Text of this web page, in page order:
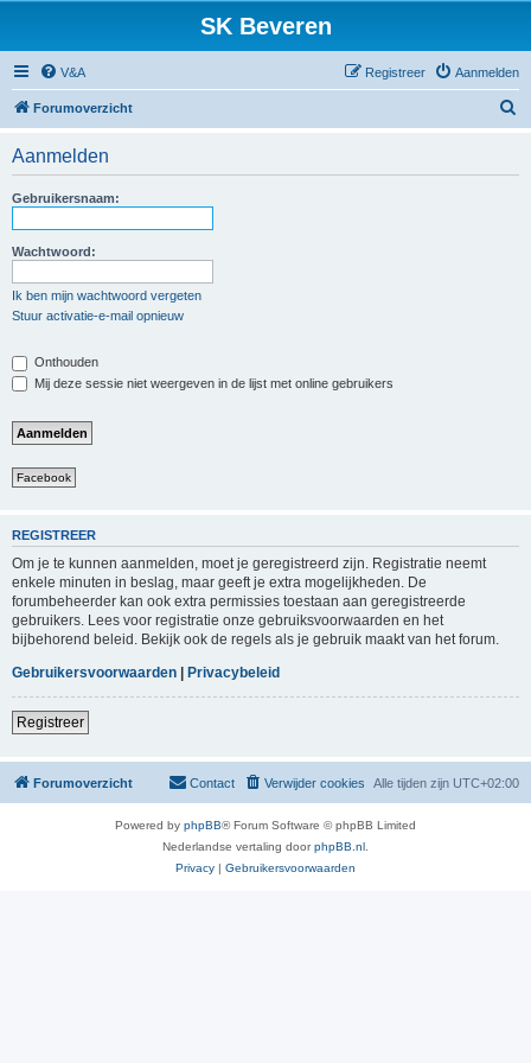
SK Beveren
V&A Aanmelden
Registreer
Forumoverzicht
Aanmelden
Gebruikersnaam:
Wachtwoord:
Ik ben mijn wachtwoord vergeten
Stuur activatie-e-mail opnieuw
Onthouden
Mij deze sessie niet weergeven in de lijst met online gebruikers
Facebook
REGISTREER
Om je te kunnen aanmelden, moet je geregistreerd zijn. Registratie neemt
enkele minuten in beslag, maar geeft je extra mogelijkheden. De
forumbeheerder kan ook extra permissies toestaan aan geregistreerde
gebruikers. Lees voor registratie onze gebruiksvoorwaarden en het
bijbehorend beleid. Bekijk ook de regels als je gebruik maakt van het forum.
Gebruikersvoorwaarden | Privacybeleid
Registreer
Forumoverzicht Alle tijden zijn UTC+02:00
Verwijder cookies
Contact
Powered by phpBB® Forum Software © phpBB Limited
Nederlandse vertaling doorphpBB.nl
Privacy | Gebruikersvoorwaarden